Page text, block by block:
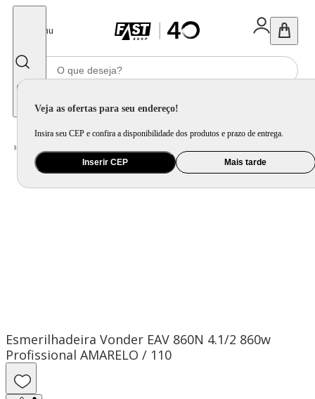
Menu
Veja as ofertas para seu endereço!
Insira seu CEP e confira a disponibilidade dos produtos e prazo de entrega.
Inserir CEP Mais tarde
Home
Esmerilhadeira Vonder EAV 860N 4.1/2 860w
Profissional AMARELO / 110